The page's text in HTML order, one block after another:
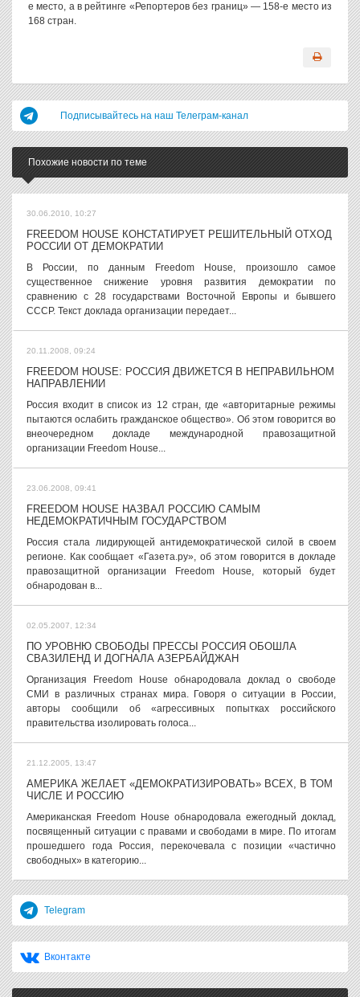
е место, а в рейтинге «Репортеров без границ» — 158-е место из
168 стран.
Подписывайтесь на наш Телеграм-канал
Похожие новости по теме
30.06.2010, 10:27
FREEDOM HOUSE КОНСТАТИРУЕТ РЕШИТЕЛЬНЫЙ ОТХОД
РОССИИ ОТ ДЕМОКРАТИИ
В России, по данным Freedom House, произошло самое
существенное снижение уровня развития демократии по
сравнению с 28 государствами Восточной Европы и бывшего
СССР. Текст доклада организации передает...
20.11.2008, 09:24
FREEDOM HOUSE: РОССИЯ ДВИЖЕТСЯ В НЕПРАВИЛЬНОМ
НАПРАВЛЕНИИ
Россия входит в список из 12 стран, где «авторитарные режимы
пытаются ослабить гражданское общество». Об этом говорится во
внеочередном докладе международной правозащитной
организации Freedom House...
23.06.2008, 09:41
FREEDOM HOUSE НАЗВАЛ РОССИЮ САМЫМ
НЕДЕМОКРАТИЧНЫМ ГОСУДАРСТВОМ
Россия стала лидирующей антидемократической силой в своем
регионе. Как сообщает «Газета.ру», об этом говорится в докладе
правозащитной организации Freedom House, который будет
обнародован в...
02.05.2007, 12:34
ПО УРОВНЮ СВОБОДЫ ПРЕССЫ РОССИЯ ОБОШЛА
СВАЗИЛЕНД И ДОГНАЛА АЗЕРБАЙДЖАН
Организация Freedom House обнародовала доклад о свободе
СМИ в различных странах мира. Говоря о ситуации в России,
авторы сообщили об «агрессивных попытках российского
правительства изолировать голоса...
21.12.2005, 13:47
АМЕРИКА ЖЕЛАЕТ «ДЕМОКРАТИЗИРОВАТЬ» ВСЕХ, В ТОМ
ЧИСЛЕ И РОССИЮ
Американская Freedom House обнародовала ежегодный доклад,
посвященный ситуации с правами и свободами в мире. По итогам
прошедшего года Россия, перекочевала с позиции «частично
свободных» в категорию...
Telegram
Вконтакте